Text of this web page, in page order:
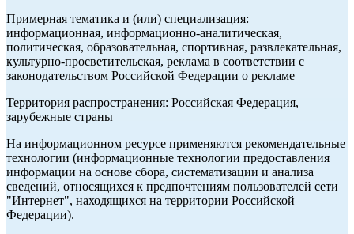
Примерная тематика и (или) специализация:
информационная, информационно-аналитическая,
политическая, образовательная, спортивная, развлекательная,
культурно-просветительская, реклама в соответствии с
законодательством Российской Федерации о рекламе
Территория распространения: Российская Федерация,
зарубежные страны
На информационном ресурсе применяются рекомендательные
технологии (информационные технологии предоставления
информации на основе сбора, систематизации и анализа
сведений, относящихся к предпочтениям пользователей сети
"Интернет", находящихся на территории Российской
Федерации).